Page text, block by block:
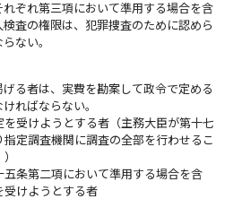
ぞれ第三項において準用する場合を含
査の権限は、犯罪捜査のために認めら
ない。
げる者は、実費を勘案して政令で定める
ればならない。
受けようとする者（主務大臣が第十七
定調査機関に調査の全部を行わせるこ
条第二項において準用する場合を含
受けようとする者